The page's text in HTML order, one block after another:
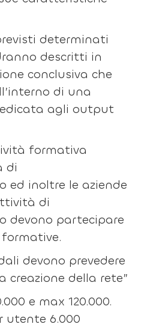
determinati
descritti in
conclusiva che
di una
agli output
formativa
di
ed inoltre le aziende
di
devono partecipare
devono prevedere
creazione della rete”
e max 120.000.
utente 6.000